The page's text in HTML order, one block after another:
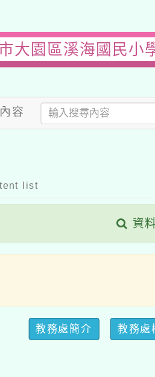
大園區溪海國民小
容
list
資
教務處簡介 教務處